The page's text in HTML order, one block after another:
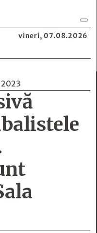
vineri, 07.08.2026
2023